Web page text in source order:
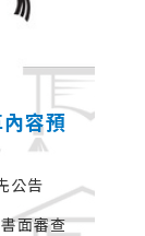
容預
公告
面審查